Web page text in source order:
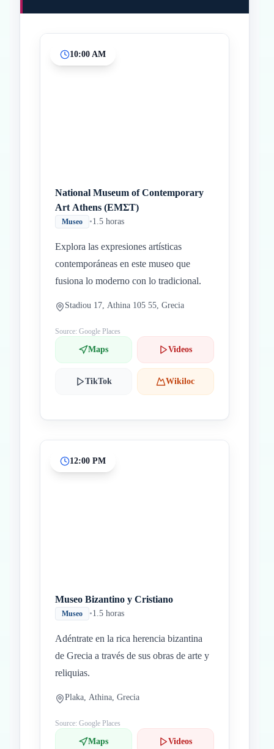
10:00 AM
National Museum of Contemporary
Art Αthens (ΕΜΣΤ)
Museo •1.5 horas
Explora las expresiones artísticas
contemporáneas en este museo que
fusiona lo moderno con lo tradicional.
Stadiou 17, Athina 105 55, Grecia
Source: Google Places
Maps Videos
TikTok Wikiloc
12:00 PM
Museo Bizantino y Cristiano
Museo •1.5 horas
Adéntrate en la rica herencia bizantina
de Grecia a través de sus obras de arte y
reliquias.
Plaka, Athina, Grecia
Source: Google Places
Maps Videos